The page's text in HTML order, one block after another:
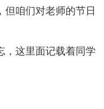
咱们对老师的节日
这里面记载着同学